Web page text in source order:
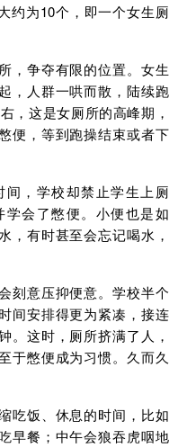
约为10个，即一个女生厕
，争夺有限的位置。女生
，人群一哄而散，陆续跑
，这是女厕所的高峰期，
便，等到跑操结束或者下
，学校却禁止学生上厕
会了憋便。小便也是如
，有时甚至会忘记喝水，
刻意压抑便意。学校半个
间安排得更为紧凑，接连
。这时，厕所挤满了人，
于憋便成为习惯。久而久
吃饭、休息的时间，比如
早餐；中午会狼吞虎咽地